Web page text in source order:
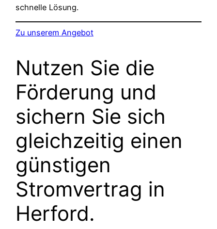
schnelle Lösung.
Zu unserem Angebot
Nutzen Sie die
Förderung und
sichern Sie sich
gleichzeitig einen
günstigen
Stromvertrag in
Herford.